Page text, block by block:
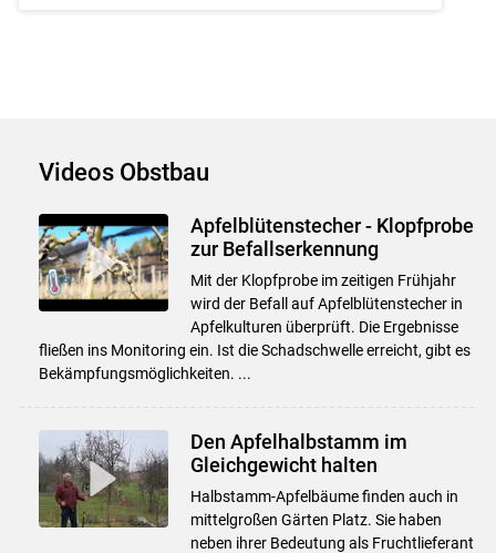
Videos Obstbau
Apfelblütenstecher - Klopfprobe
zur Befallserkennung
Mit der Klopfprobe im zeitigen Frühjahr
wird der Befall auf Apfelblütenstecher in
Apfelkulturen überprüft. Die Ergebnisse
fließen ins Monitoring ein. Ist die Schadschwelle erreicht, gibt es
Bekämpfungsmöglichkeiten. ...
Den Apfelhalbstamm im
Gleichgewicht halten
Halbstamm-Apfelbäume finden auch in
mittelgroßen Gärten Platz. Sie haben
neben ihrer Bedeutung als Fruchtlieferant